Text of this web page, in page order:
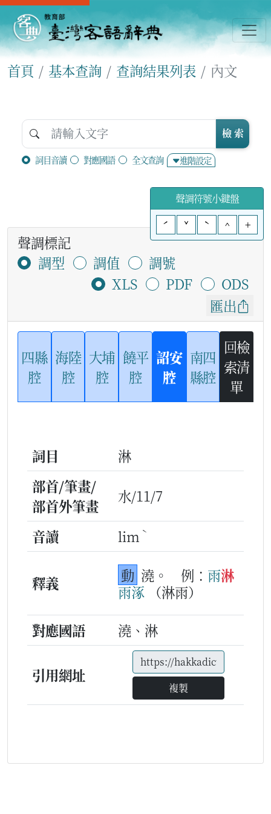
首頁 基本查詢 查詢結果列表 內文
詞目音讀 對應國語 全文查詢 進階設定
檢 索
聲調符號小鍵盤
ˊ
ˇ ˋ ^ +
聲調標記
調型
調值
調號
XLS
PDF
ODS
匯出
四縣
腔
海陸
腔
大埔
腔
饒平
腔
詔安
腔
南四
縣腔
回檢
索清
單
詞目
淋
部首/筆畫/
部首外筆畫
水/11/7
音讀 lim ˋ
釋義 動 澆。 例： 雨淋
雨涿
（淋雨）
對應國語
澆、淋
引用網址
複製